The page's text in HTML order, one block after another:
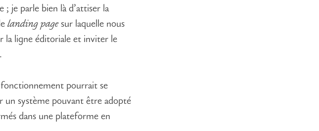
je parle bien là d’attiser la
landing pagesur laquelle nous
la ligne éditoriale et inviter le
.
pourrait se
un système pouvant être adopté
dans une plateforme en